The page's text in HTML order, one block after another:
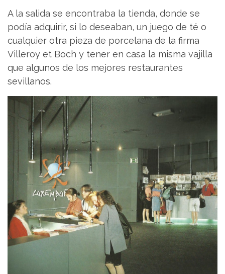
A la salida se encontraba la tienda, donde se
podía adquirir, si lo deseaban, un juego de té o
cualquier otra pieza de porcelana de la firma
Villeroy et Boch y tener en casa la misma vajilla
que algunos de los mejores restaurantes
sevillanos.